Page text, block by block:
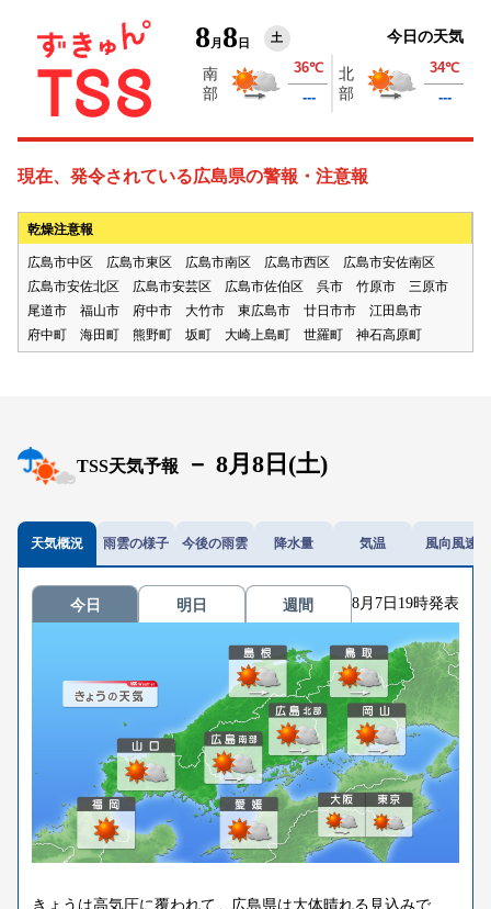
8 月 8 日 土 今日の天気
現在、発令されている広島県の警報・注意報
乾燥注意報
広島市中区 広島市東区 広島市南区 広島市西区
広島市安佐南区
広島市安佐北区
広島市安芸区 広島市佐伯区 呉市 竹原市
三原市
尾道市
福山市 府中市 大竹市 東広島市 廿日市市
江田島市
府中町
海田町 熊野町 坂町 大崎上島町 世羅町 神石高原町
TSS天気予報 － 8月8日(土)
天気概況 雨雲の様子 今後の雨雲 降水量 気温 風向風速
今日 明日 週間 8月7日19時発表
きょうは高気圧に覆われて、広島県は大体晴れる見込みで